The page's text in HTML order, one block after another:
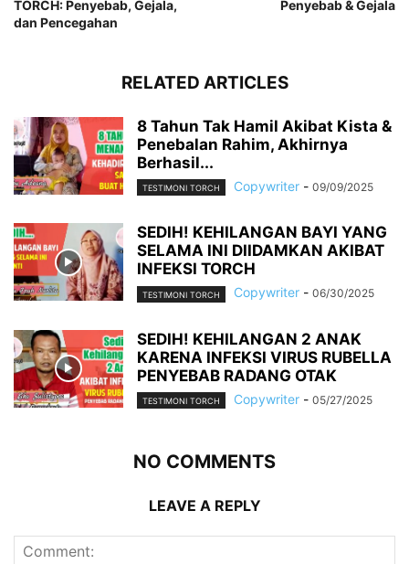
TORCH: Penyebab, Gejala,
dan Pencegahan
Penyebab & Gejala
RELATED ARTICLES
8 Tahun Tak Hamil Akibat Kista &
Penebalan Rahim, Akhirnya
Berhasil...
TESTIMONI TORCH Copywriter - 09/09/2025
SEDIH! KEHILANGAN BAYI YANG
SELAMA INI DIIDAMKAN AKIBAT
INFEKSI TORCH
TESTIMONI TORCH Copywriter - 06/30/2025
SEDIH! KEHILANGAN 2 ANAK
KARENA INFEKSI VIRUS RUBELLA
PENYEBAB RADANG OTAK
TESTIMONI TORCH Copywriter - 05/27/2025
NO COMMENTS
LEAVE A REPLY